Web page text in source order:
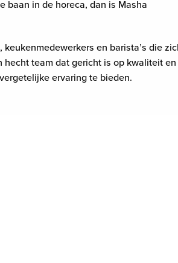
baan in de horeca, dan is Masha
en barista’s die
team dat gericht is op kwaliteit en
ervaring te bieden.